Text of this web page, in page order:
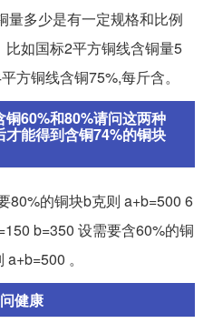
量多少是有一定规格和比例
如国标2平方铜线含铜量5
方铜线含铜75%,每斤含。
60%和80%请问这两种
能得到含铜74%的铜块
80%的铜块b克则 a+b=500 6
b=350 设需要含60%的铜
。
健康